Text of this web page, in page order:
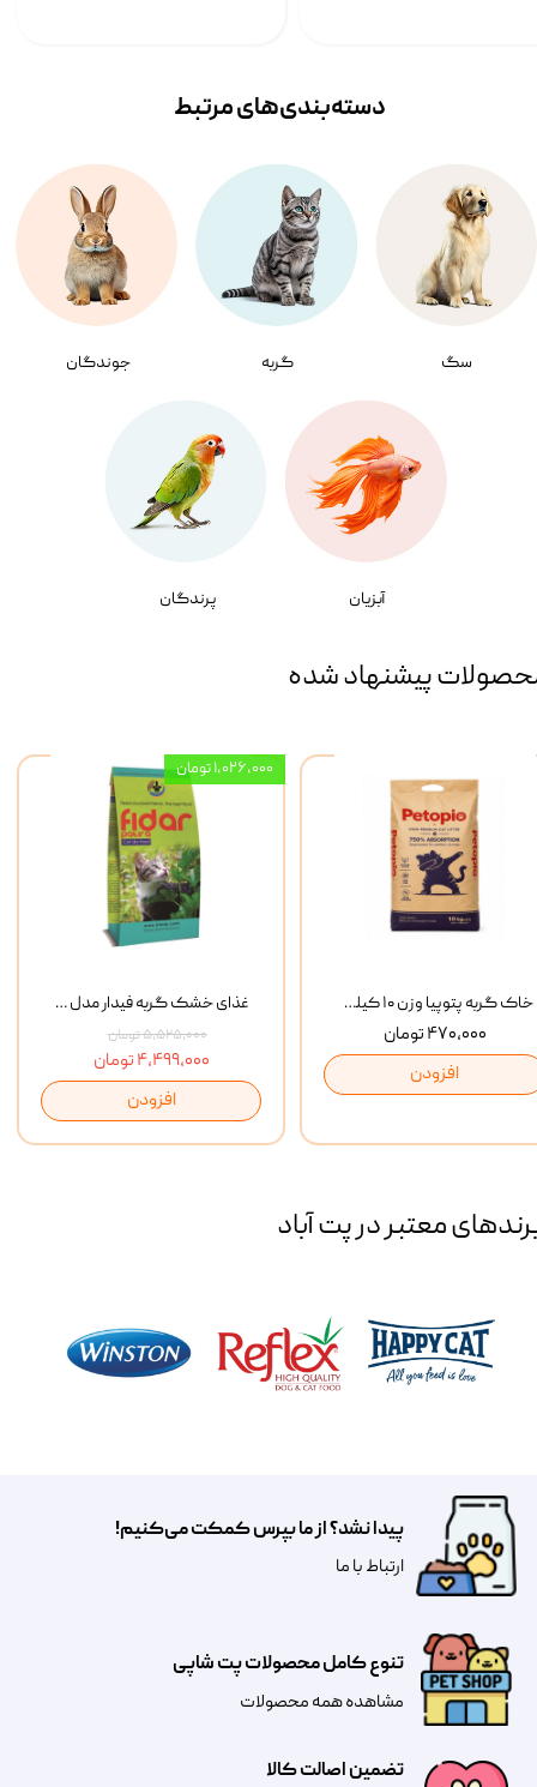
سگ گربه جوندگان
آبزیان پرندگان
دسته‌بندی‌‌های مرتبط
پیشنهاد شده
غذای خشک گربه فیدار مدل Adult وزن 10 کیلوگرم
۵,۵۲۵,۰۰۰ تومان
۴,۴۹۹,۰۰۰ تومان
افزودن
۱,۰۲۶,۰۰۰ تومان
خاک گربه پتوپیا وزن ۱۰ کیلوگرم
۴۷۰,۰۰۰ تومان
افزودن
معتبر در پت آباد
تضمین اصالت کالا
تنوع کامل محصولات پت شاپی
مشاهده همه محصولات
پیدا نشد؟ از ما بپرس کمکت می‌کنیم!
​​​ارتباط با ما